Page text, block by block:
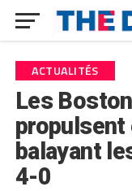
ACTUALITÉS
Les
propulsent
balayant
4-0